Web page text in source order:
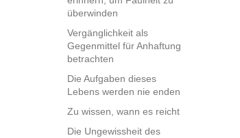
überwinden
Vergänglichkeit als
Gegenmittel für Anhaftung
betrachten
Die Aufgaben dieses
Lebens werden nie enden
Zu wissen, wann es reicht
Die Ungewissheit des